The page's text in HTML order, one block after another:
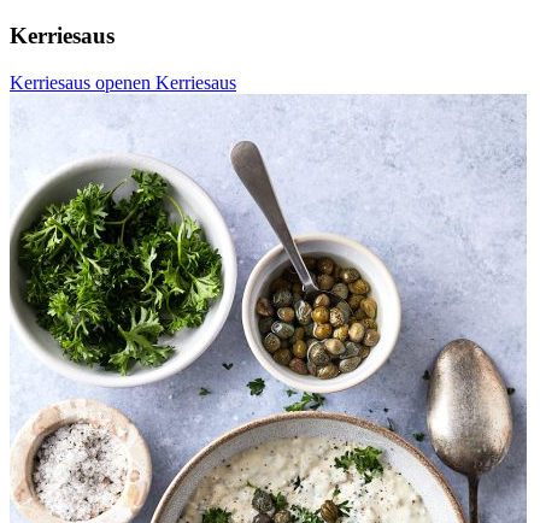
Kerriesaus
Kerriesaus openen Kerriesaus